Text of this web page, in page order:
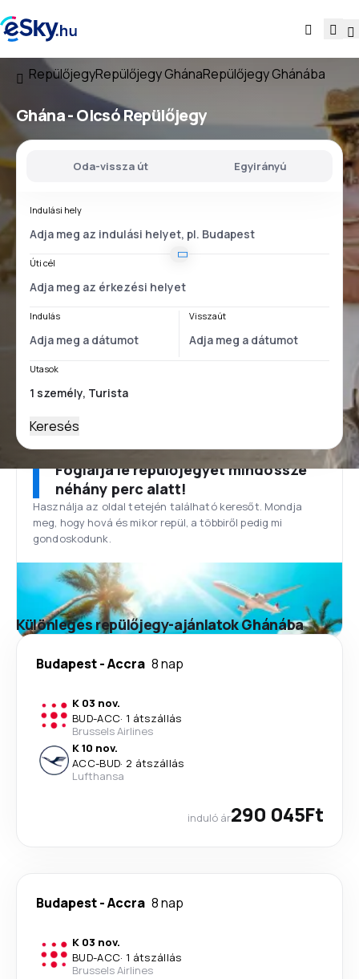
RepülőjegyRepülőjegy GhánaRepülőjegy Ghánába
Ghána - Olcsó Repülőjegy
Oda-vissza út Egyirányú
Indulási hely
Úti cél
Indulás Visszaút
Utasok
Keresés
Foglalja le repülőjegyét mindössze
néhány perc alatt!
Használja az oldal tetején található keresőt. Mondja
meg, hogy hová és mikor repül, a többiről pedig mi
gondoskodunk.
Különleges repülőjegy-ajánlatok Ghánába
Budapest-Accra 8 nap
K 03 nov.
BUD-ACC· 1 átszállás
Brussels Airlines
K 10 nov.
ACC-BUD· 2 átszállás
Lufthansa
induló ár290 045Ft
Budapest-Accra 8 nap
K 03 nov.
BUD-ACC· 1 átszállás
Brussels Airlines